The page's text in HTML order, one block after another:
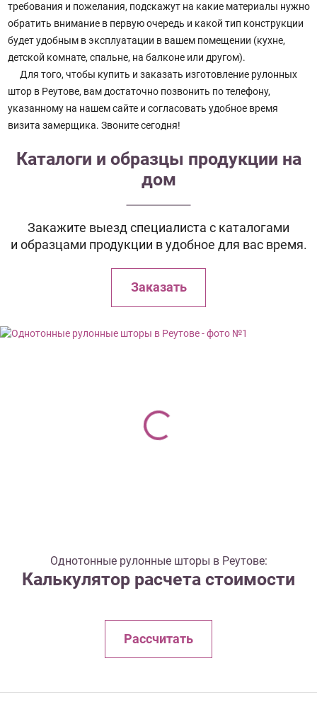
требования и пожелания, подскажут на какие материалы нужно
обратить внимание в первую очередь и какой тип конструкции
будет удобным в эксплуатации в вашем помещении (кухне,
детской комнате, спальне, на балконе или другом).
Для того, чтобы купить и заказать изготовление рулонных
штор в Реутове, вам достаточно позвонить по телефону,
указанному на нашем сайте и согласовать удобное время
визита замерщика. Звоните сегодня!
Каталоги и образцы продукции на
дом
Закажите выезд специалиста с каталогами
и образцами продукции в удобное для вас время.
Заказать
Однотонные рулонные шторы в Реутове:
Калькулятор расчета стоимости
Рассчитать